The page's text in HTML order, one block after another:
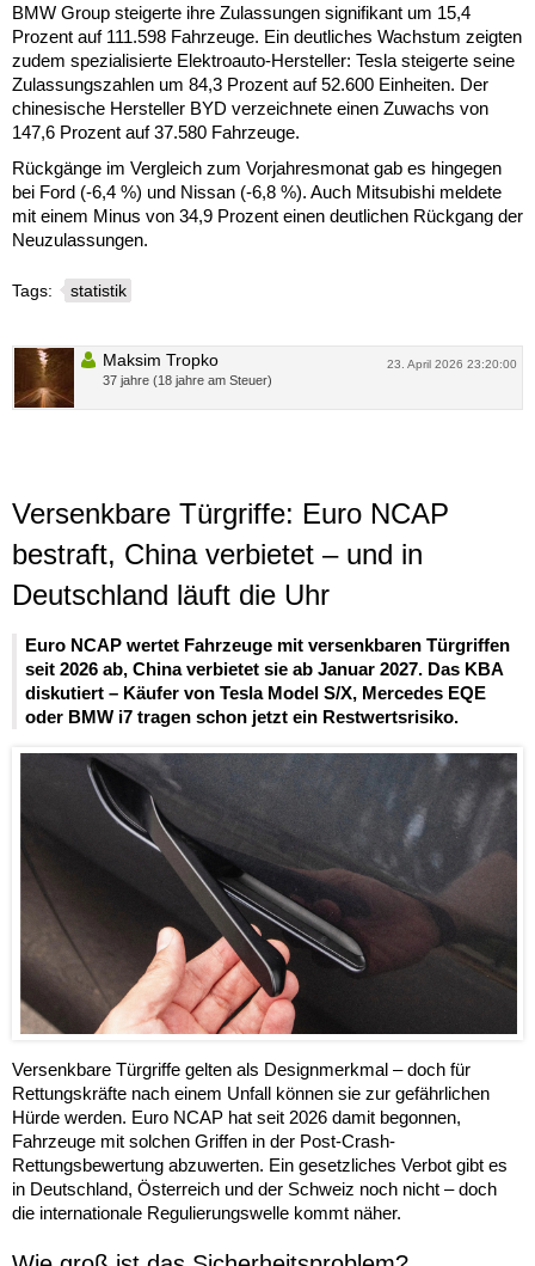
BMW Group steigerte ihre Zulassungen signifikant um 15,4
Prozent auf 111.598 Fahrzeuge. Ein deutliches Wachstum zeigten
zudem spezialisierte Elektroauto-Hersteller: Tesla steigerte seine
Zulassungszahlen um 84,3 Prozent auf 52.600 Einheiten. Der
chinesische Hersteller BYD verzeichnete einen Zuwachs von
147,6 Prozent auf 37.580 Fahrzeuge.
Rückgänge im Vergleich zum Vorjahresmonat gab es hingegen
bei Ford (-6,4 %) und Nissan (-6,8 %). Auch Mitsubishi meldete
mit einem Minus von 34,9 Prozent einen deutlichen Rückgang der
Neuzulassungen.
Tags: statistik
23. April 2026 23:20:00
Maksim Tropko
37 jahre (18 jahre am Steuer)
Versenkbare Türgriffe: Euro NCAP
bestraft, China verbietet – und in
Deutschland läuft die Uhr
Euro NCAP wertet Fahrzeuge mit versenkbaren Türgriffen
seit 2026 ab, China verbietet sie ab Januar 2027. Das KBA
diskutiert – Käufer von Tesla Model S/X, Mercedes EQE
oder BMW i7 tragen schon jetzt ein Restwertsrisiko.
Versenkbare Türgriffe gelten als Designmerkmal – doch für
Rettungskräfte nach einem Unfall können sie zur gefährlichen
Hürde werden. Euro NCAP hat seit 2026 damit begonnen,
Fahrzeuge mit solchen Griffen in der Post-Crash-
Rettungsbewertung abzuwerten. Ein gesetzliches Verbot gibt es
in Deutschland, Österreich und der Schweiz noch nicht – doch
die internationale Regulierungswelle kommt näher.